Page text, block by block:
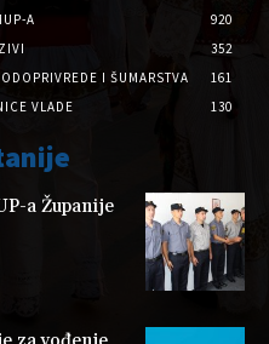
A
920
352
I ŠUMARSTVA
161
VLADE
130
a Županije